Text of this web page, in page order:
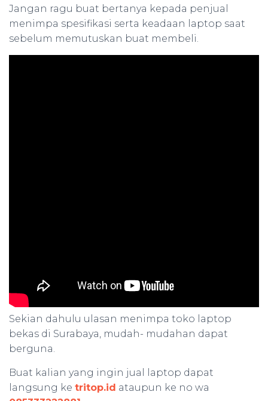
Jangan ragu buat bertanya kepada penjual
menimpa spesifikasi serta keadaan laptop saat
sebelum memutuskan buat membeli.
Sekian dahulu ulasan menimpa toko laptop
bekas di Surabaya, mudah- mudahan dapat
berguna.
Buat kalian yang ingin jual laptop dapat
langsung ke tritop.id ataupun ke no wa